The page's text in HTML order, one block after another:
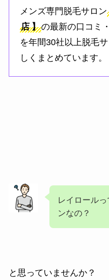
メンズ専門脱毛サロン
店 】の最新の口コミ
を年間30社以上脱毛
しくまとめています。
レイロール
ンなの？
と思っていませんか？